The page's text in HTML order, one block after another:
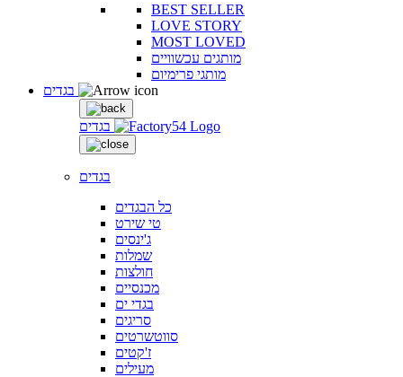
BEST SELLER
LOVE STORY
MOST LOVED
מותגים עכשוויים
מותגי פרימיום
בגדים
בגדים
כל הבגדים
טי שירט
ג'ינסים
שמלות
חולצות
מכנסיים
בגדי ים
סריגים
סווטשרטים
ז'קטים
מעילים